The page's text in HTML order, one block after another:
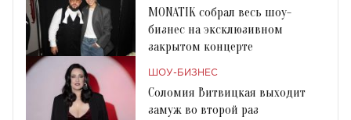
MONATIK собрал весь шоу-
бизнес на эксклюзивном
закрытом концерте
ШОУ-БИЗНЕС
Соломия Витвицкая выходит
замуж во второй раз